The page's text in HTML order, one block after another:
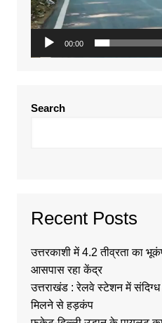
00:00
Search
Recent Posts
उत्तरकाशी में 4.2 तीव्रता का
आसपास रहा केंद्र
उत्तराखंड : रेलवे स्टेशन में संदिग्ध
मिलने से हड़कंप